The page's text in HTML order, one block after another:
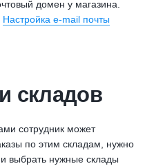
домен у магазина.
Настройка e-mail почты
складов
сотрудник может
по этим складам, нужно
выбрать нужные склады